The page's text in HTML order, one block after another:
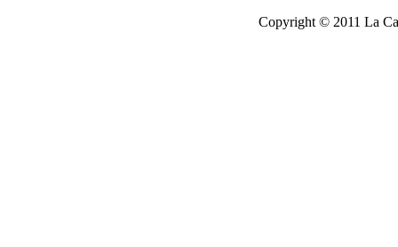
Copyright © 2011 La